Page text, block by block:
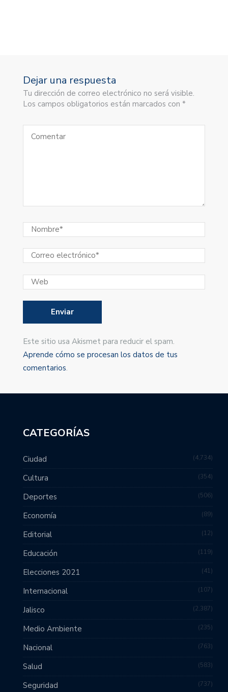
Dejar una respuesta
Tu dirección de correo electrónico no será visible.
Los campos obligatorios están marcados con *
Este sitio usa Akismet para reducir el spam.
Aprende cómo se procesan los datos de tus
comentarios.
CATEGORÍAS
Ciudad 4,734
Cultura 354
Deportes 506
Economía 89
Editorial 12
Educación 119
Elecciones 2021 41
Internacional 107
Jalisco 2,387
Medio Ambiente 235
Nacional 763
Salud 583
Seguridad 737